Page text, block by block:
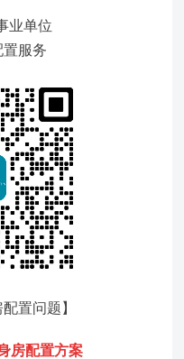
业单位
服务
配置问题 】
房配置方案